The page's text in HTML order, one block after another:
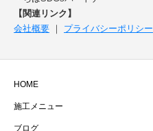
【関連リンク】
会社概要 ｜ プライバシーポリシー
HOME
施工メニュー
ブログ